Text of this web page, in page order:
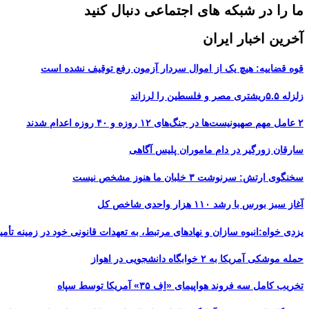
ما را در شبکه های اجتماعی دنبال کنید
آخرین اخبار ایران
قوه قضاییه: هیچ یک از اموال سردار آزمون رفع توقیف نشده است
زلزله ۵.۵ریشتری مصر و فلسطین را لرزاند
۲ عامل مهم صهیونیست‌ها در جنگ‌های ۱۲ روزه و ۴۰ روزه اعدام شدند
سارقان زورگیر در دام ماموران پلیس آگاهی
سخنگوی ارتش: سرنوشت ۳ خلبان ما هنوز مشخص نیست
آغاز سبز بورس با رشد ۱۱۰ هزار واحدی شاخص کل
یزدی خواه:انبوه سازان و نهادهای مرتبط، به تعهدات قانونی خود در زمینه
حمله موشکی آمریکا به ۲ خوابگاه دانشجویی در اهواز
تخریب کامل سه فروند هواپیمای «اِف ۳۵» آمریکا توسط سپاه